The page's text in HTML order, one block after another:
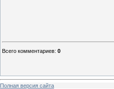
Всего комментариев: 0
Полная версия сайта